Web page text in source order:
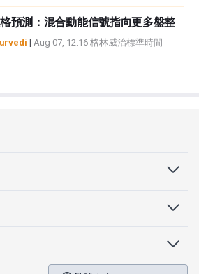
預測：混合動能信號指向更多盤整
| Aug 07, 12:16 格林威治標準時間